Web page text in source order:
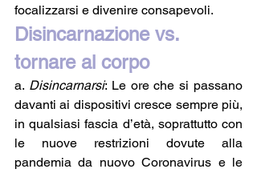
focalizzarsi e divenire consapevoli.
Disincarnazione vs.
tornare al corpo
a. Disincarnarsi: Le ore che si passano
davanti ai dispositivi cresce sempre più,
in qualsiasi fascia d’età, soprattutto con
le nuove restrizioni dovute alla
pandemia da nuovo Coronavirus e le